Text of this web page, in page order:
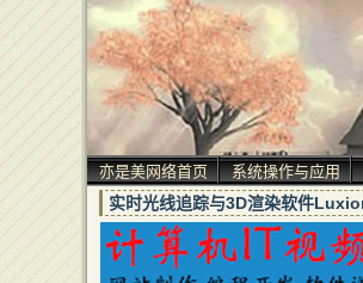
亦是美网络首页 系统操作与应用
实时光线追踪与3D渲染软件